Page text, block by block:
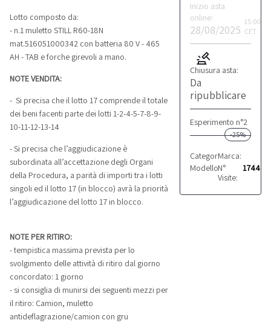
Inizio asta
online:
28/08/2025
15:00
CET
Chiusura asta:
Da
ripubblicare
Esperimento n°2
-25%
Categoria: Carrelli
Marca:
Modello: R60-18N
N°
Visite:
1744
Lotto composto da:
- n.1 muletto STILL R60-18N
mat.516051000342 con batteria 80 V - 465
AH - TAB e forche girevoli a mano.
NOTE VENDITA:
- Si precisa che il lotto 17 comprende il totale
dei beni facenti parte dei lotti 1-2-4-5-7-8-9-
10-11-12-13-14
- Si precisa che l’aggiudicazione è
subordinata all’accettazione degli Organi
della Procedura, a parità di importi tra i lotti
singoli ed il lotto 17 (in blocco) avrà la priorità
l’aggiudicazione del lotto 17 in blocco.
NOTE PER RITIRO:
- tempistica massima prevista per lo
svolgimento delle attività di ritiro dal giorno
concordato: 1 giorno
- si consiglia di munirsi dei seguenti mezzi per
il ritiro: Camion, muletto
antideflagrazione/camion con gru